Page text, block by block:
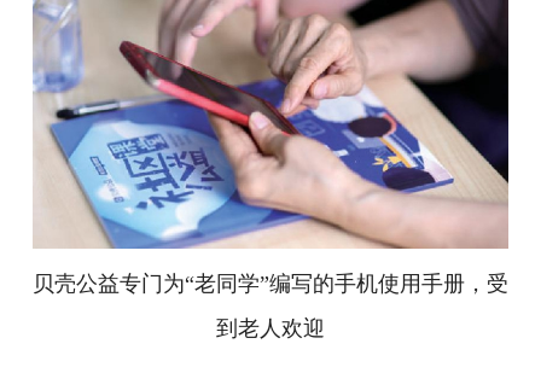
贝壳公益专门为“老同学”编写的手机使用手册，受
到老人欢迎